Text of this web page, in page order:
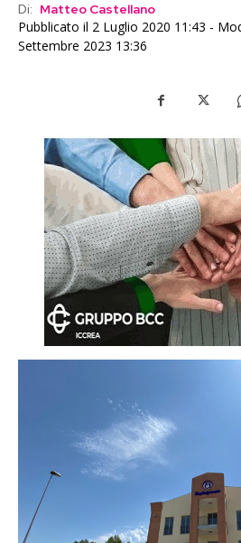
Di: Matteo Castellano
Pubblicato il 2 Luglio 2020 11:43 -
Settembre 2023 13:36